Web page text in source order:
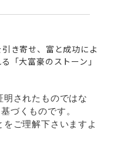
き寄せ、富と成功によ
「大富豪のストーン」
されたものではな
づくものです。
ご理解下さいますよ